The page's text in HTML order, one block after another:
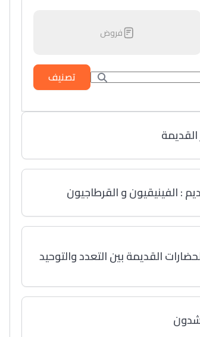
فروض
تصنيف
: الفينيقيون و القرطاجيون
القديمة بين التعدد والتوحيد